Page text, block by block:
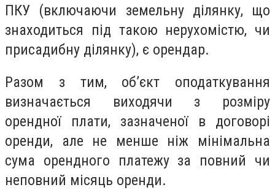
ПКУ (включаючи земельну ділянку, що
знаходиться під такою нерухомістю, чи
присадибну ділянку), є орендар.
Разом з тим, об’єкт оподаткування
визначається виходячи з розміру
орендної плати, зазначеної в договорі
оренди, але не менше ніж мінімальна
сума орендного платежу за повний чи
неповний місяць оренди.